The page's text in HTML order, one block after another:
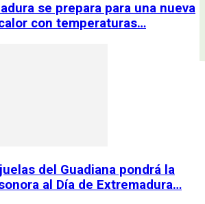
se prepara para una nueva
con temperaturas…
del Guadiana pondrá la
al Día de Extremadura…